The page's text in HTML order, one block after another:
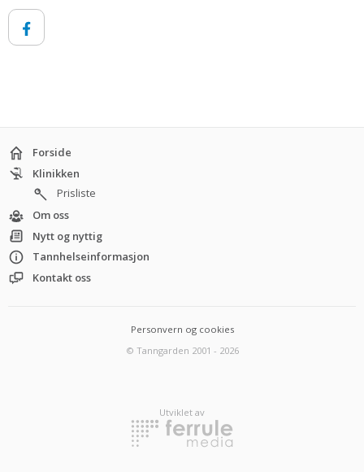
Forside
Klinikken
Prisliste
Om oss
Nytt og nyttig
Tannhelseinformasjon
Kontakt oss
Personvern og cookies
© Tanngarden 2001 - 2026
Utviklet av